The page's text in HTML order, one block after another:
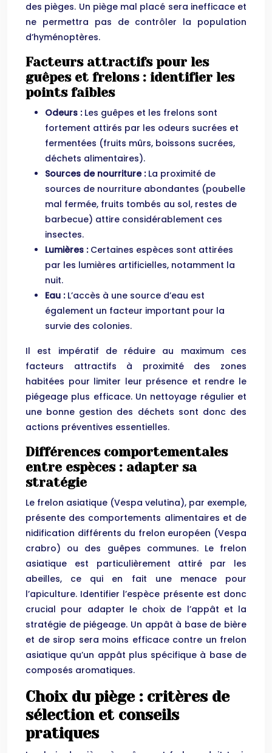
des pièges. Un piège mal placé sera inefficace et
ne permettra pas de contrôler la population
d’hyménoptères.
Facteurs attractifs pour les
guêpes et frelons : identifier les
points faibles
Odeurs : Les guêpes et les frelons sont
fortement attirés par les odeurs sucrées et
fermentées (fruits mûrs, boissons sucrées,
déchets alimentaires).
Sources de nourriture : La proximité de
sources de nourriture abondantes (poubelle
mal fermée, fruits tombés au sol, restes de
barbecue) attire considérablement ces
insectes.
Lumières : Certaines espèces sont attirées
par les lumières artificielles, notamment la
nuit.
Eau : L’accès à une source d’eau est
également un facteur important pour la
survie des colonies.
Il est impératif de réduire au maximum ces
facteurs attractifs à proximité des zones
habitées pour limiter leur présence et rendre le
piégeage plus efficace. Un nettoyage régulier et
une bonne gestion des déchets sont donc des
actions préventives essentielles.
Différences comportementales
entre espèces : adapter sa
stratégie
Le frelon asiatique (Vespa velutina), par exemple,
présente des comportements alimentaires et de
nidification différents du frelon européen (Vespa
crabro) ou des guêpes communes. Le frelon
asiatique est particulièrement attiré par les
abeilles, ce qui en fait une menace pour
l’apiculture. Identifier l’espèce présente est donc
crucial pour adapter le choix de l’appât et la
stratégie de piégeage. Un appât à base de bière
et de sirop sera moins efficace contre un frelon
asiatique qu’un appât plus spécifique à base de
composés aromatiques.
Choix du piège : critères de
sélection et conseils
pratiques